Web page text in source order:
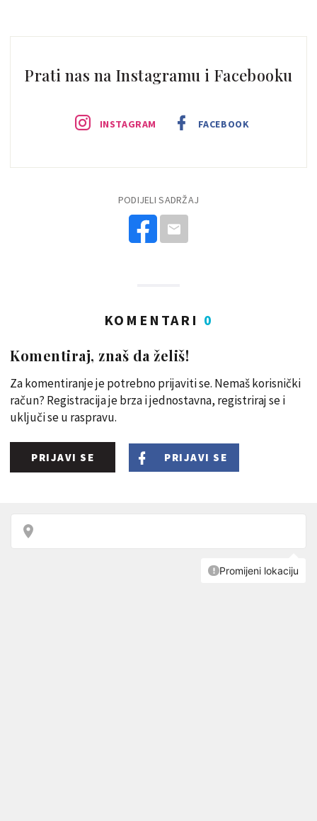
Prati nas na Instagramu i Facebooku
INSTAGRAM FACEBOOK
PODIJELI SADRŽAJ
KOMENTARI 0
Komentiraj, znaš da želiš!
Za komentiranje je potrebno prijaviti se. Nemaš korisnički
račun? Registracija je brza i jednostavna, registriraj se i
uključi se u raspravu.
PRIJAVI SE PRIJAVI SE